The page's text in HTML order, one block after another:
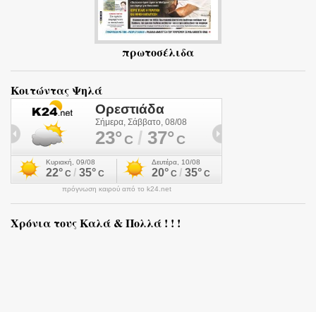
πρωτοσέλιδα
Κοιτώντας Ψηλά
πρόγνωση καιρού από το k24.net
Χρόνια τους Καλά & Πολλά ! ! !